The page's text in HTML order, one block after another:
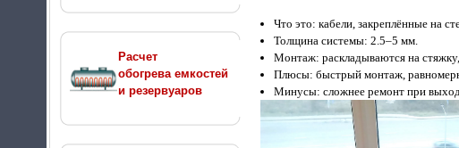
Расчет
обогрева емкостей
и резервуаров
Что это: кабели, закреплённые на
Толщина системы: 2.5–5 мм.
Монтаж: раскладываются на
Плюсы: быстрый монтаж,
Минусы: сложнее ремонт при